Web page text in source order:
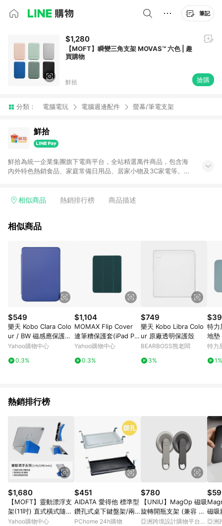
筆記
$1,280
【MOFT】瞬變三角支架 MOVAS™ 六色 | 趣
買購物
鮮拾 搶購
分類： 電腦電玩 電腦週邊配件 螢幕/筆電支架
鮮拾
鮮拾為統一企業集團旗下電商平台，全站精選萬件商品，包含海
內外特色熱銷食品、家庭常備日用品、居家小物及3C家電等。全
有好康。LINE好友招募中搜尋@10mart。 ＊特定 iPhone17 將不
相似商品 熱銷排行榜 商品描述
相似商品
$549
樂天 Kobo Clara Colo
ur / BW 磁感應保護殼
基本款 - 鈦鈷藍
Yahoo購物中心
0.3%
$1,104
MOMAX Flip Cover
連筆糟保護套(iPad Pro
11″ 2020)-黑0753
Yahoo購物中心
0.3%
$749
樂天 Kobo Libra Colo
ur 原廠透明保護殼
BEARBOSS熊老闆
3%
特力
地
(台
特力
1%
熱銷排行榜
$1,680
【MOFT】靈動漂浮支
架(11吋) 直式橫式隨心
切換 超過20種角度支
Yahoo購物中心
$451
AIDATA 愛得他 標準型
鑽孔式桌下鍵盤架/兩
色可選 KB003
PChome 24h購物
$780
【UNIU】MagOp 磁吸
旋轉開瓶支架 (兼容 M
agSafe)
亞洲跨境設計購物平台
磁吸
亞洲